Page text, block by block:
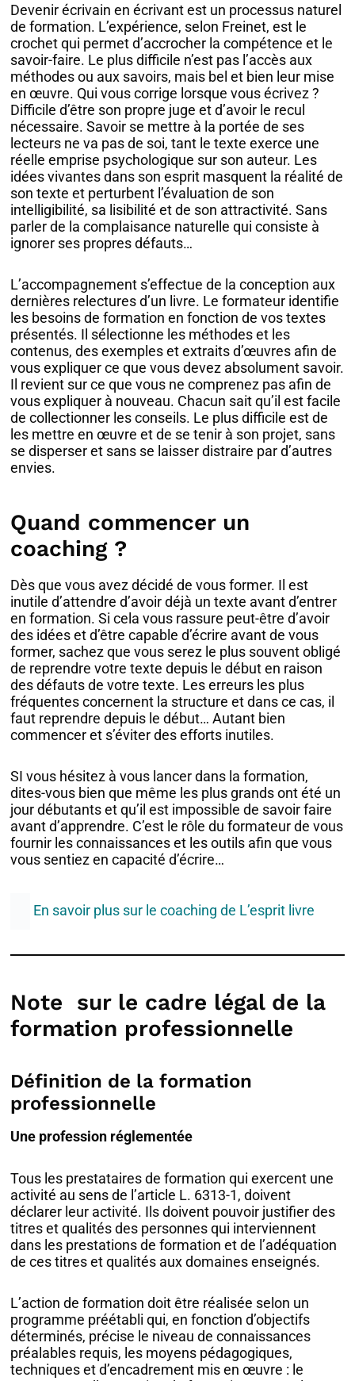
Devenir écrivain en écrivant est un processus naturel
de formation. L’expérience, selon Freinet, est le
crochet qui permet d’accrocher la compétence et le
savoir-faire. Le plus difficile n’est pas l’accès aux
méthodes ou aux savoirs, mais bel et bien leur mise
en œuvre. Qui vous corrige lorsque vous écrivez ?
Difficile d’être son propre juge et d’avoir le recul
nécessaire. Savoir se mettre à la portée de ses
lecteurs ne va pas de soi, tant le texte exerce une
réelle emprise psychologique sur son auteur. Les
idées vivantes dans son esprit masquent la réalité de
son texte et perturbent l’évaluation de son
intelligibilité, sa lisibilité et de son attractivité. Sans
parler de la complaisance naturelle qui consiste à
ignorer ses propres défauts…
L’accompagnement s’effectue de la conception aux
dernières relectures d’un livre. Le formateur identifie
les besoins de formation en fonction de vos textes
présentés. Il sélectionne les méthodes et les
contenus, des exemples et extraits d’œuvres afin de
vous expliquer ce que vous devez absolument savoir.
Il revient sur ce que vous ne comprenez pas afin de
vous expliquer à nouveau. Chacun sait qu’il est facile
de collectionner les conseils. Le plus difficile est de
les mettre en œuvre et de se tenir à son projet, sans
se disperser et sans se laisser distraire par d’autres
envies.
Quand commencer un
coaching ?
Dès que vous avez décidé de vous former. Il est
inutile d’attendre d’avoir déjà un texte avant d’entrer
en formation. Si cela vous rassure peut-être d’avoir
des idées et d’être capable d’écrire avant de vous
former, sachez que vous serez le plus souvent obligé
de reprendre votre texte depuis le début en raison
des défauts de votre texte. Les erreurs les plus
fréquentes concernent la structure et dans ce cas, il
faut reprendre depuis le début… Autant bien
commencer et s’éviter des efforts inutiles.
SI vous hésitez à vous lancer dans la formation,
dites-vous bien que même les plus grands ont été un
jour débutants et qu’il est impossible de savoir faire
avant d’apprendre. C’est le rôle du formateur de vous
fournir les connaissances et les outils afin que vous
vous sentiez en capacité d’écrire…
En savoir plus sur le coaching de L’esprit livre
Note sur le cadre légal de la
formation professionnelle
Définition de la formation
professionnelle
Une profession réglementée
Tous les prestataires de formation qui exercent une
activité au sens de l’article L. 6313-1, doivent
déclarer leur activité. Ils doivent pouvoir justifier des
titres et qualités des personnes qui interviennent
dans les prestations de formation et de l’adéquation
de ces titres et qualités aux domaines enseignés.
L’action de formation doit être réalisée selon un
programme préétabli qui, en fonction d’objectifs
déterminés, précise le niveau de connaissances
préalables requis, les moyens pédagogiques,
techniques et d’encadrement mis en œuvre : le